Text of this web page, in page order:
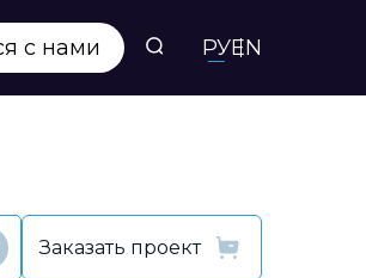
с нами РУEN
Заказать проект